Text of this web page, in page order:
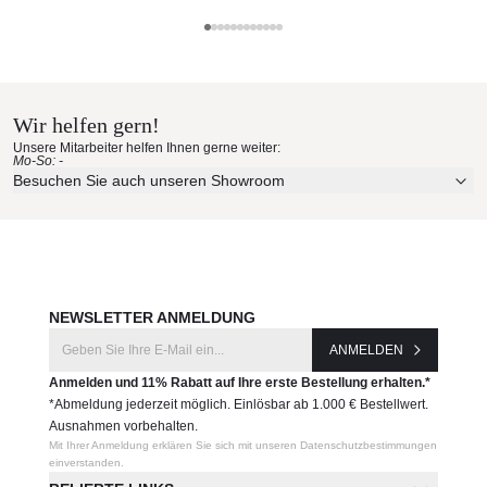
Produkteigenschaften:
einfache Bedienung per Kurbelsystem oder
Elektoantrieb
Lieferung mit Doppelschienen für extra Stabilität
inklusive Schutzbezug
Hersteller:
Erleben Sie unsere Stoffe und Materialien ganz in Ruhe in
Ihren eigenen vier Wänden.
Aktuelle Originalstoffe des Herstellers
Wir helfen gern!
Unsere Mitarbeiter helfen Ihnen gerne weiter:
Mo-So: -
Besuchen Sie auch unseren Showroom
NEWSLETTER ANMELDUNG
ANMELDEN
Anmelden und 11% Rabatt auf Ihre erste Bestellung erhalten.*
*Abmeldung jederzeit möglich. Einlösbar ab 1.000 € Bestellwert.
Ausnahmen vorbehalten.
Mit Ihrer Anmeldung erklären Sie sich mit unseren Datenschutzbestimmungen
einverstanden.